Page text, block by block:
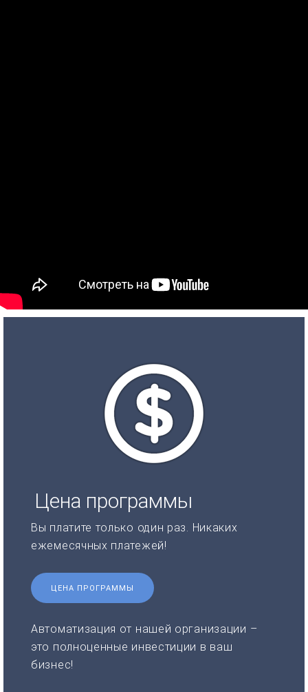
Цена программы
Вы платите только один раз. Никаких
ежемесячных платежей!
ЦЕНА ПРОГРАММЫ
Автоматизация от нашей организации –
это полноценные инвестиции в ваш
бизнес!